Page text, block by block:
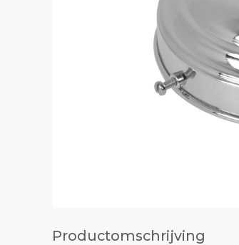
Productomschrijving